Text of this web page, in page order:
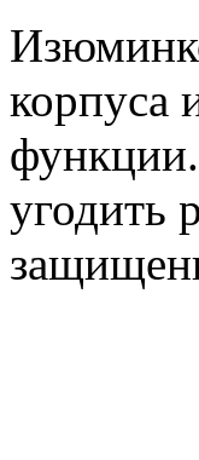
корпуса
угодить